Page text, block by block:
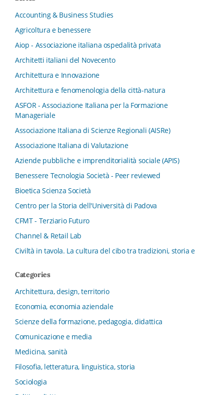
Accounting & Business Studies
Agricoltura e benessere
Aiop - Associazione italiana ospedalità privata
Architetti italiani del Novecento
Architettura e Innovazione
Architettura e fenomenologia della città-natura
ASFOR - Associazione Italiana per la Formazione
Manageriale
Associazione Italiana di Scienze Regionali (AISRe)
Associazione Italiana di Valutazione
Aziende pubbliche e imprenditorialità sociale (APIS)
Benessere Tecnologia Società - Peer reviewed
Bioetica Scienza Società
Centro per la Storia dell'Università di Padova
CFMT - Terziario Futuro
Channel & Retail Lab
Civiltà in tavola. La cultura del cibo tra tradizioni, storia e
Collana del Dipartimento di Scienze Aziendali, Management
dell’Economia Università di Bologna
Collana di Clinica della formazione
Collana di Ragioneria ed Economia Aziendale - SIDREA
Collana di Storia delle istituzioni educative e della
Letteratura per l’Infanzia
Categories
Architettura, design, territorio
Economia, economia aziendale
Scienze della formazione, pedagogia, didattica
Comunicazione e media
Medicina, sanità
Filosofia, letteratura, linguistica, storia
Sociologia